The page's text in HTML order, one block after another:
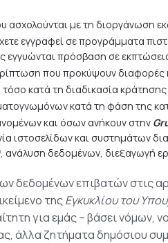
ασχολούνται με τη διοργάνωση
εγγραφεί σε προγράμματα
εγγυώνται πρόσβαση σε
που προκύψουν διαφορές
κατά τη διαδικασία
κατά τη φάση της
και όσων ανήκουν στην
ιστοσελίδων και συστημάτων
, ανάλυση δεδομένων, διεξαγωγή
δεδομένων επιβατών
τηςΕγκυκλίου του
για εμάς – βάσει
άλλα ζητήματα δημόσιου